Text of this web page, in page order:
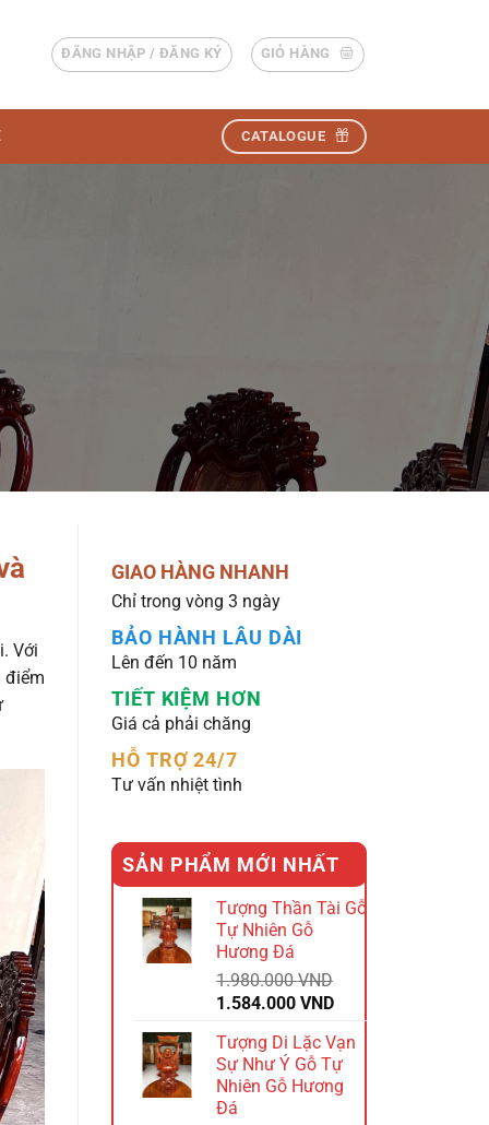
ĐĂNG NHẬP / ĐĂNG KÝ GIỎ HÀNG
CATALOGUE
Với
điểm
GIAO HÀNG NHANH
Chỉ trong vòng 3 ngày
BẢO HÀNH LÂU DÀI
Lên đến 10 năm
TIẾT KIỆM HƠN
Giá cả phải chăng
HỖ TRỢ 24/7
Tư vấn nhiệt tình
SẢN PHẨM MỚI NHẤT
Tượng Thần Tài Gỗ
Tự Nhiên Gỗ
Hương Đá
1.980.000VND
Giá
là:
1.980.000 VND.
1.584.000 VNDGiá
hiện
tại
là:
1.584.000 VND.
Tượng Di Lặc Vạn
Sự Như Ý Gỗ Tự
Nhiên Gỗ Hương
Đá